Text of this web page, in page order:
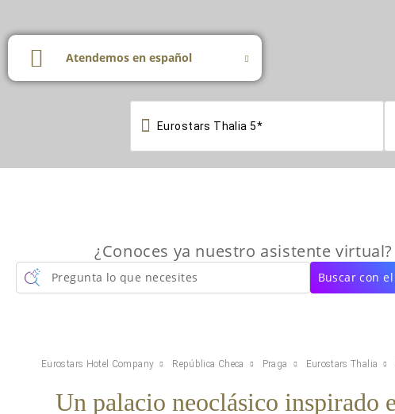
Atendemos en español

¿Conoces ya nuestro asistente virtual?
Pregunta lo que necesites Buscar con
Eurostars Hotel Company República Checa Praga Eurostars Thalia
Un palacio neoclásico inspirado